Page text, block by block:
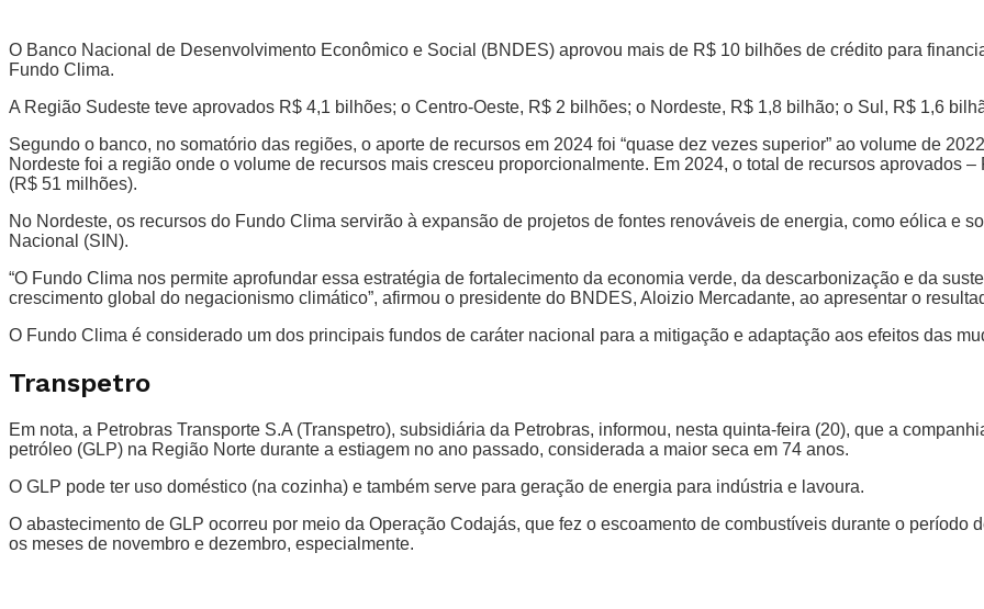
O Banco Nacional de Desenvolvimento Econômico e Social (BNDES) aprovou mais de R$ 10 bilhões de crédito para
Fundo Clima.
A Região Sudeste teve aprovados R$ 4,1 bilhões; o Centro-Oeste, R$ 2 bilhões; o Nordeste, R$ 1,8 bilhão; o Sul, R$ 1,6
Segundo o banco, no somatório das regiões, o aporte de recursos em 2024 foi “quase dez vezes superior” ao volume de
Nordeste foi a região onde o volume de recursos mais cresceu proporcionalmente. Em 2024, o total de recursos aprovados
(R$ 51 milhões).
No Nordeste, os recursos do Fundo Clima servirão à expansão de projetos de fontes renováveis de energia, como eólica e
Nacional (SIN).
“O Fundo Clima nos permite aprofundar essa estratégia de fortalecimento da economia verde, da descarbonização e da
crescimento global do negacionismo climático”, afirmou o presidente do BNDES, Aloizio Mercadante, ao apresentar o
O Fundo Clima é considerado um dos principais fundos de caráter nacional para a mitigação e adaptação aos efeitos das
Transpetro
Em nota, a Petrobras Transporte S.A (Transpetro), subsidiária da Petrobras, informou, nesta quinta-feira (20), que a
petróleo (GLP) na Região Norte durante a estiagem no ano passado, considerada a maior seca em 74 anos.
O GLP pode ter uso doméstico (na cozinha) e também serve para geração de energia para indústria e lavoura.
O abastecimento de GLP ocorreu por meio da Operação Codajás, que fez o escoamento de combustíveis durante o
os meses de novembro e dezembro, especialmente.